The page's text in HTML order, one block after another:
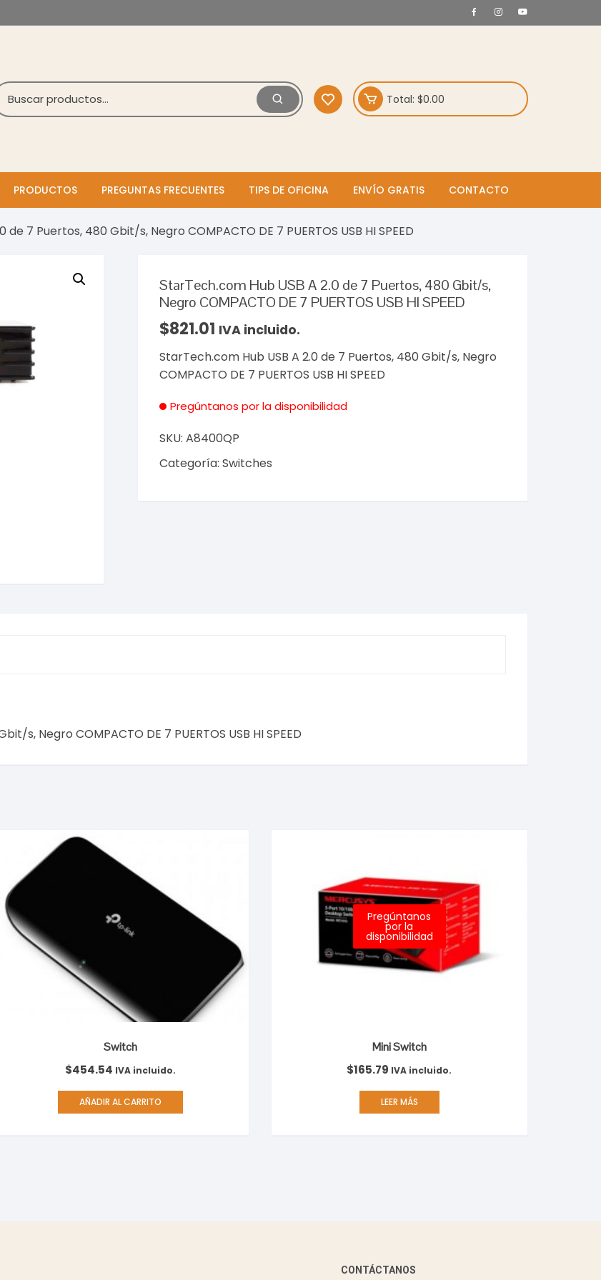
Total: $0.00
PRODUCTOS PREGUNTAS FRECUENTES TIPS DE OFICINA ENVÍO GRATIS CONTACTO
7 Puertos, 480 Gbit/s, Negro COMPACTO DE 7 PUERTOS USB HI SPEED
StarTech.com Hub USB A 2.0 de 7 Puertos, 480 Gbit/s,
Negro COMPACTO DE 7 PUERTOS USB HI SPEED
$821.01 IVA incluido.
StarTech.com Hub USB A 2.0 de 7 Puertos, 480 Gbit/s, Negro
COMPACTO DE 7 PUERTOS USB HI SPEED
Pregúntanos por la disponibilidad
SKU: A8400QP
Categoría: Switches
s, Negro COMPACTO DE 7 PUERTOS USB HI SPEED
Switch
$454.54 IVA incluido.
AÑADIR AL CARRITO
Pregúntanos
por la
disponibilidad
Mini Switch
$165.79 IVA incluido.
LEER MÁS
CONTÁCTANOS